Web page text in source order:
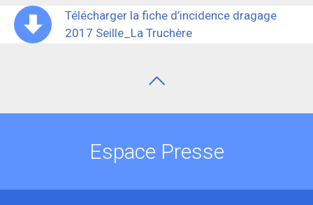
Télécharger la fiche d’incidence dragage
2017 Seille_La Truchère
Espace Presse